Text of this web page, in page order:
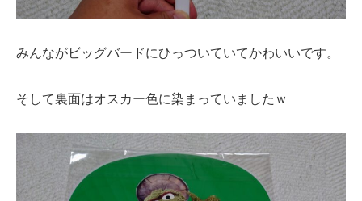
みんながビッグバードにひっついていてかわいいです。
そして裏面はオスカー色に染まっていましたｗ